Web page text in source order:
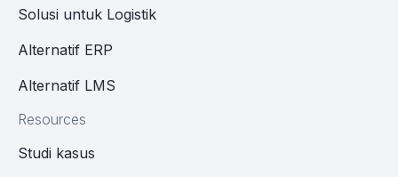
Solusi untuk Logistik
Alternatif ERP
Alternatif LMS
Resources
Studi kasus